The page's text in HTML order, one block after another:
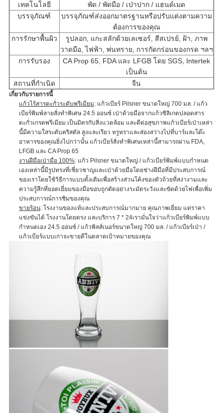
เทคโนโลยี
พัด / พัดมือ / เป่าปาก / แฮนด์เมด
บรรจุภัณฑ์
บรรจุภัณฑ์ส่งออกมาตรฐานหรือปรับแต่งตามความ
ต้องการของคุณ
การรักษาพื้นผิว
รูปลอก, แกะสลักด้วยเลเซอร์, สีสเปรย์, ฝ้า, ภาพ
วาดมือ, ไฟฟ้า, พ่นทราย, การกัดกร่อนของกรด ฯลฯ
การรับรอง
CA Prop 65, FDA และ LFGB โดย SGS, Intertek
เป็นต้น
สถานที่กำเนิด
จีน
เกี่ยวกับรายการนี้
แก้วไร้สารตะกั่วระดับพรีเมียม: แก้วเบียร์ Pilsner ขนาดใหญ่ 700 มล. / แก้ว
เบียร์พิมพ์ลายสั่งทำพิเศษ 24.5 ออนซ์ เป่าด้วยมือจากแก้วซิลิเกตปลอดสาร
ตะกั่วเกรดพรีเมียม เป็นมิตรกับสิ่งแวดล้อม และดีต่อสุขภาพแก้วเบียร์เป่าเหล่า
นี้มีความใสระดับคริสตัล สูงและเรียว หรูหราและส่องสว่างไปที่บาร์และโต๊ะ
อาหารของคุณยิ่งไปกว่านั้น แก้วเบียร์สั่งทำพิเศษเหล่านี้สามารถผ่าน FDA,
LFGB และ CA Prop 65
งานฝีมือเป่ามือ 100%: แก้ว Pilsner ขนาดใหญ่ / แก้วเบียร์พิมพ์แบบกำหนด
เองเหล่านี้มีรูปทรงที่เชี่ยวชาญและเป่าด้วยมือโดยช่างฝีมือที่มีประสบการณ์
ของเราโดยใช้วิธีการแบบดั้งเดิมเพื่อสร้างส่วนโค้งของตัวถ้วยที่สง่างามและ
ความรู้สึกที่ยอดเยี่ยมของมือขอบถูกตัดอย่างระมัดระวังและขัดด้วยไฟเพื่อเพิ่ม
ประสบการณ์การชิมของคุณ
ขายร้อน: โรงงานของแท้และประสบการณ์มากมาย คุณภาพเยี่ยม แต่ราคา
แข่งขันได้ โรงงานโดยตรง และบริการ 7 * 24เรามั่นใจว่าแก้วเบียร์พิมพ์แบบ
กำหนดเอง 24.5 ออนซ์ / แก้วพิลส์เนอร์ขนาดใหญ่ 700 มล. / แก้วเบียร์เป่า /
แก้วเบียร์แบบเก่าจะขายดีในตลาดเป้าหมายของคุณ